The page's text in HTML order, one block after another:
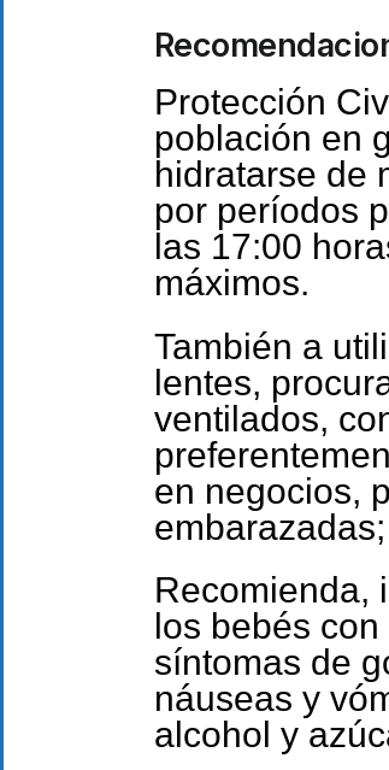
Protección
población en
hidratarse de
por períodos
las 17:00
máximos.
También a
lentes,
ventilados,
en negocios,
Recomienda,
los bebés
síntomas de
náuseas y
alcohol y